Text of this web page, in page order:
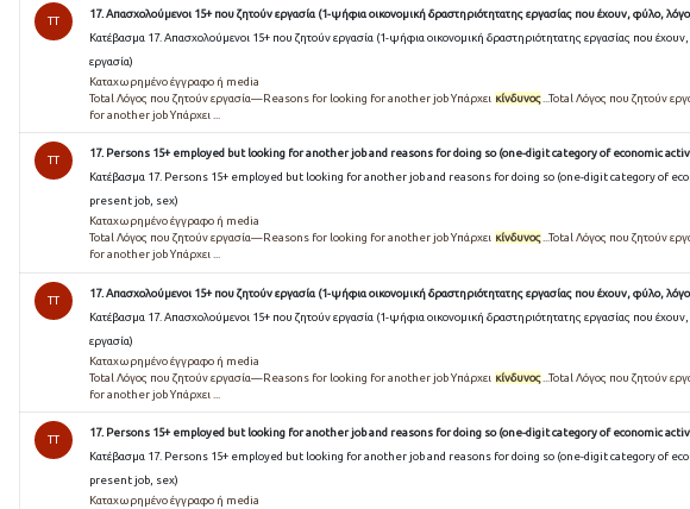
TT
17. Απασχολούμενοι 15+ που ζητούν εργασία (1-ψήφια οικονομική δραστηριότητατης εργασίας που έχουν, φύλο,
Κατέβασμα 17. Απασχολούμενοι 15+ που ζητούν εργασία (1-ψήφια οικονομική δραστηριότητατης εργασίας που
εργασία)
Καταχωρημένο έγγραφο ή media
Total Λόγος που ζητούν εργασία—Reasons for looking for another job Υπάρχει κίνδυνος ...Total Λόγος που ζητούν
for another job Υπάρχει ...
TT
17. Persons 15+ employed but looking for another job and reasons for doing so (one-digit category of economic
Κατέβασμα 17. Persons 15+ employed but looking for another job and reasons for doing so (one-digit category of
present job, sex)
Καταχωρημένο έγγραφο ή media
Total Λόγος που ζητούν εργασία—Reasons for looking for another job Υπάρχει κίνδυνος...Total Λόγος που ζητούν
for another job Υπάρχει ...
TT
17. Απασχολούμενοι 15+ που ζητούν εργασία (1-ψήφια οικονομική δραστηριότητατης εργασίας που έχουν, φύλο,
Κατέβασμα 17. Απασχολούμενοι 15+ που ζητούν εργασία (1-ψήφια οικονομική δραστηριότητατης εργασίας που
εργασία)
Καταχωρημένο έγγραφο ή media
Total Λόγος που ζητούν εργασία—Reasons for looking for another job Υπάρχει κίνδυνος ...Total Λόγος που ζητούν
for another job Υπάρχει ...
TT
17. Persons 15+ employed but looking for another job and reasons for doing so (one-digit category of economic
Κατέβασμα 17. Persons 15+ employed but looking for another job and reasons for doing so (one-digit category of
present job, sex)
Καταχωρημένο έγγραφο ή media